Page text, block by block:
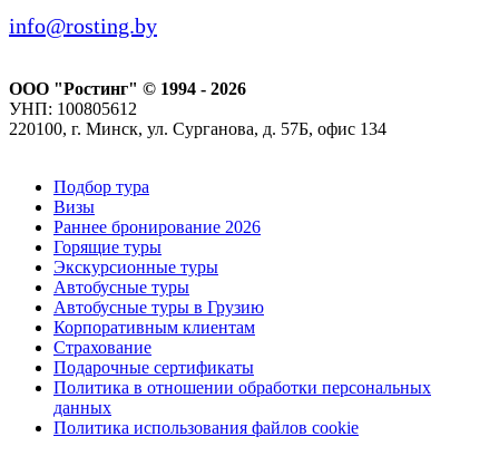
info@rosting.by
ООО "Ростинг" © 1994 - 2026
УНП: 100805612
220100, г. Минск, ул. Сурганова, д. 57Б, офис 134
Подбор тура
Визы
Раннее бронирование 2026
Горящие туры
Экскурсионные туры
Автобусные туры
Автобусные туры в Грузию
Корпоративным клиентам
Страхование
Подарочные сертификаты
Политика в отношении обработки персональных
данных
Политика использования файлов cookie